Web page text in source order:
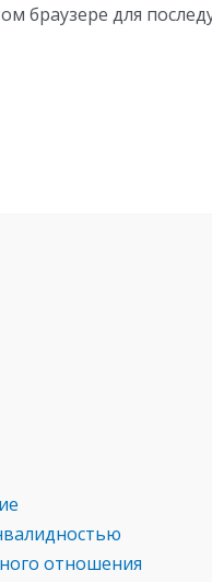
браузере для
отношения